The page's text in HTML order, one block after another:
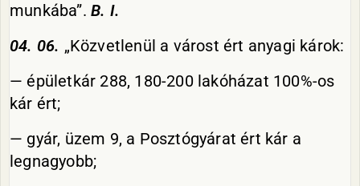
munkába”. B. I.
04. 06. „Közvetlenül a várost ért anyagi károk:
— épületkár 288, 180-200 lakóházat 100%-os
kár ért;
— gyár, üzem 9, a Posztógyárat ért kár a
legnagyobb;